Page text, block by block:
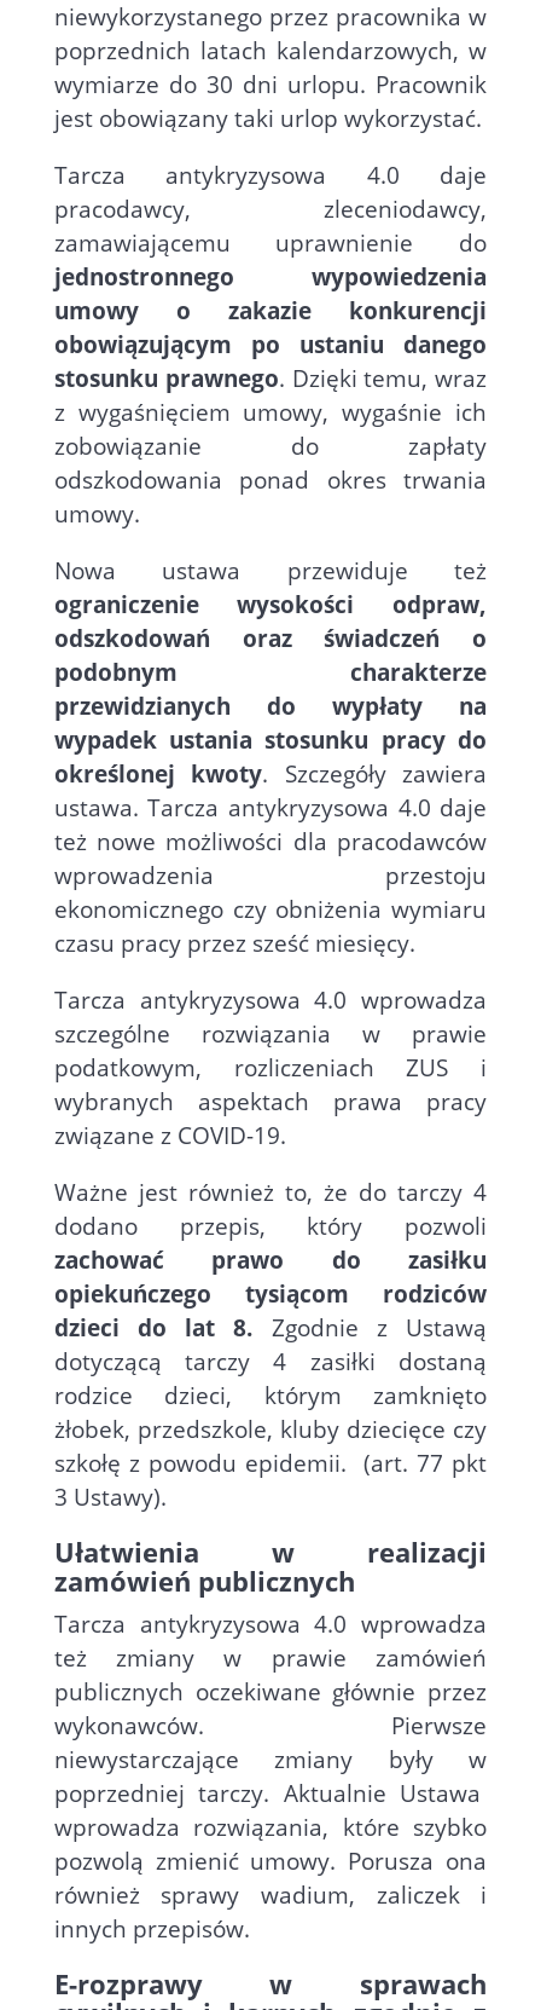
niewykorzystanego przez pracownika w
poprzednich latach kalendarzowych, w
wymiarze do 30 dni urlopu. Pracownik
jest obowiązany taki urlop wykorzystać.
Tarcza antykryzysowa 4.0 daje
pracodawcy, zleceniodawcy,
zamawiającemu uprawnienie do
jednostronnego wypowiedzenia
umowy o zakazie konkurencji
obowiązującym po ustaniu danego
stosunku prawnego. Dzięki temu, wraz
z wygaśnięciem umowy, wygaśnie ich
zobowiązanie do zapłaty
odszkodowania ponad okres trwania
umowy.
Nowa ustawa przewiduje też
ograniczenie wysokości odpraw,
odszkodowań oraz świadczeń o
podobnym charakterze
przewidzianych do wypłaty na
wypadek ustania stosunku pracy do
określonej kwoty. Szczegóły zawiera
ustawa. Tarcza antykryzysowa 4.0 daje
też nowe możliwości dla pracodawców
wprowadzenia przestoju
ekonomicznego czy obniżenia wymiaru
czasu pracy przez sześć miesięcy.
Tarcza antykryzysowa 4.0 wprowadza
szczególne rozwiązania w prawie
podatkowym, rozliczeniach ZUS i
wybranych aspektach prawa pracy
związane z COVID-19.
Ważne jest również to, że do tarczy 4
dodano przepis, który pozwoli
zachować prawo do zasiłku
opiekuńczego tysiącom rodziców
dzieci do lat 8. Zgodnie z Ustawą
dotyczącą tarczy 4 zasiłki dostaną
rodzice dzieci, którym zamknięto
żłobek, przedszkole, kluby dziecięce czy
szkołę z powodu epidemii. (art. 77 pkt
3 Ustawy).
Ułatwienia w realizacji
zamówień publicznych
Tarcza antykryzysowa 4.0 wprowadza
też zmiany w prawie zamówień
publicznych oczekiwane głównie przez
wykonawców. Pierwsze
niewystarczające zmiany były w
poprzedniej tarczy. Aktualnie Ustawa
wprowadza rozwiązania, które szybko
pozwolą zmienić umowy. Porusza ona
również sprawy wadium, zaliczek i
innych przepisów.
E-rozprawy w sprawach